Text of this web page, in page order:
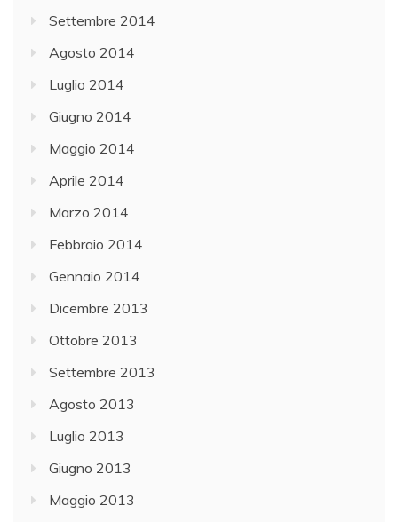
Settembre 2014
Agosto 2014
Luglio 2014
Giugno 2014
Maggio 2014
Aprile 2014
Marzo 2014
Febbraio 2014
Gennaio 2014
Dicembre 2013
Ottobre 2013
Settembre 2013
Agosto 2013
Luglio 2013
Giugno 2013
Maggio 2013